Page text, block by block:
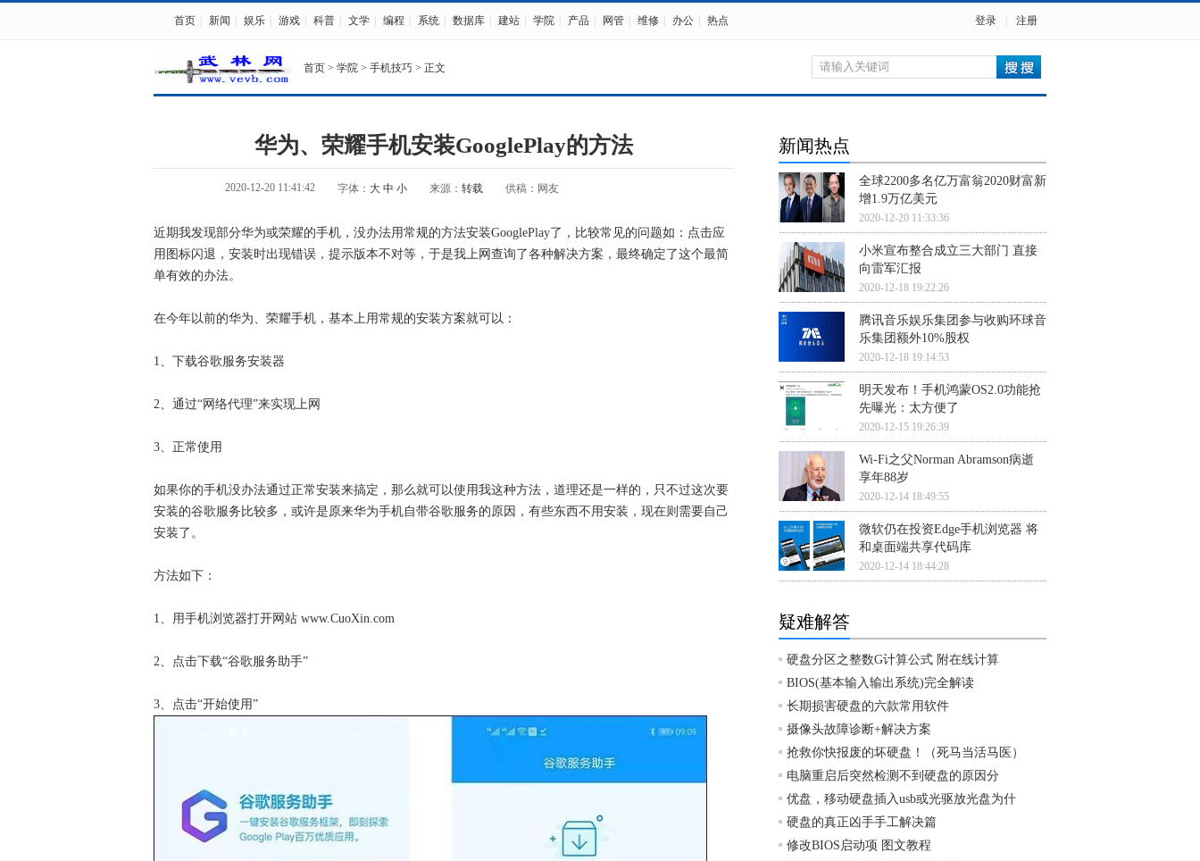
首页 新闻 娱乐 游戏 科普 文学 编程 系统 数据库 建站 学院 产品 网管 维修 办公 热点 登录 注册
首页 > 学院 > 手机技巧 > 正文
华为、荣耀手机安装GooglePlay的方法
2020-12-20 11:41:42 字体： 大 中 小 来源： 转载 供稿：网友
近期我发现部分华为或荣耀的手机，没办法用常规的方法安装GooglePlay了，比较常见的问题如：点击应
用图标闪退，安装时出现错误，提示版本不对等，于是我上网查询了各种解决方案，最终确定了这个最简
单有效的办法。
在今年以前的华为、荣耀手机，基本上用常规的安装方案就可以：
1、下载谷歌服务安装器
2、通过“网络代理”来实现上网
3、正常使用
如果你的手机没办法通过正常安装来搞定，那么就可以使用我这种方法，道理还是一样的，只不过这次要
安装的谷歌服务比较多，或许是原来华为手机自带谷歌服务的原因，有些东西不用安装，现在则需要自己
安装了。
方法如下：
1、用手机浏览器打开网站 www.CuoXin.com
2、点击下载“谷歌服务助手”
3、点击“开始使用”
新闻热点
全球2200多名亿万富翁2020财富新
增1.9万亿美元
2020-12-20 11:33:36
小米宣布整合成立三大部门 直接
向雷军汇报
2020-12-18 19:22:26
腾讯音乐娱乐集团参与收购环球音
乐集团额外10%股权
2020-12-18 19:14:53
明天发布！手机鸿蒙OS2.0功能抢
先曝光：太方便了
2020-12-15 19:26:39
Wi-Fi之父Norman Abramson病逝
享年88岁
2020-12-14 18:49:55
微软仍在投资Edge手机浏览器 将
和桌面端共享代码库
2020-12-14 18:44:28
疑难解答
硬盘分区之整数G计算公式 附在线计算
BIOS(基本输入输出系统)完全解读
长期损害硬盘的六款常用软件
摄像头故障诊断+解决方案
抢救你快报废的坏硬盘！（死马当活马医）
电脑重启后突然检测不到硬盘的原因分
优盘，移动硬盘插入usb或光驱放光盘为什
硬盘的真正凶手手工解决篇
修改BIOS启动项 图文教程